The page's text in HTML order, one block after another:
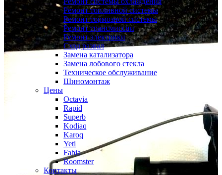
Ремонт топливной системы
Ремонт тормозной системы
Ремонт трансмиссии
Ремонт электрики
Сход развал
Замена катализатора
Замена лобового стекла
Техническое обслуживание
Шиномонтаж
Цены
Octavia
Rapid
Superb
Kodiaq
Karoq
Yeti
Fabia
Roomster
Контакты